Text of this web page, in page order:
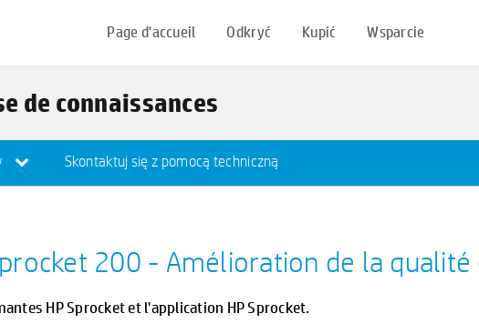
Page d'accueil Odkryć Kupić Wsparcie
de connaissances
Skontaktuj się z pomocą techniczną
200 - Amélioration de la
HP Sprocket et l'application HP Sprocket.